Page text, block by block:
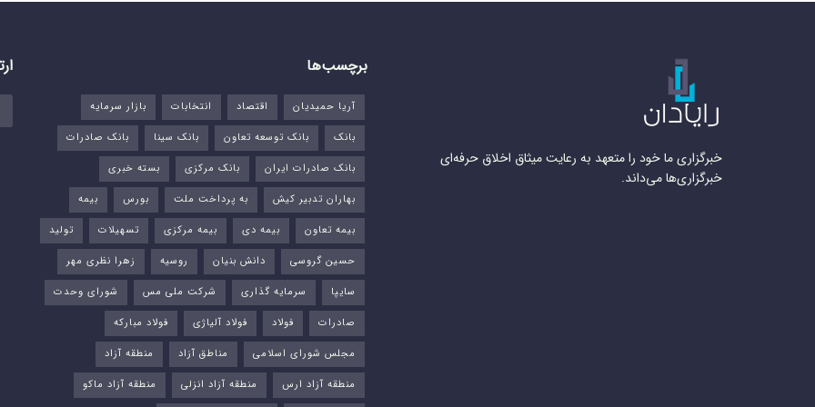
خبرگزاری ما خود را متعهد به رعایت میثاق اخلاق حرفه‌ای
خبرگزاری‌ها می‌داند.
برچسب‌ها
آریا حمیدیان اقتصاد انتخابات
بازار سرمایه
بانک
بانک توسعه تعاون بانک سینا
بانک صادرات
بانک صادرات ایران
بانک مرکزی
بسته خبری
بهاران تدبیر کیش
به پرداخت ملت بورس‌
بیمه
بیمه تعاون
بیمه دی بیمه مرکزی تسهیلات
تولید
حسین گروسی
دانش بنیان روسیه
زهرا نظری مهر
سایپا
سرمایه گذاری شرکت ملی مس
شورای وحدت
صادرات
فولاد فولاد آلیاژی
فولاد مبارکه
مجلس شورای اسلامی
مناطق آزاد
منطقه آزاد
منطقه آزاد ارس
منطقه آزاد انزلی منطقه آزاد ماکو